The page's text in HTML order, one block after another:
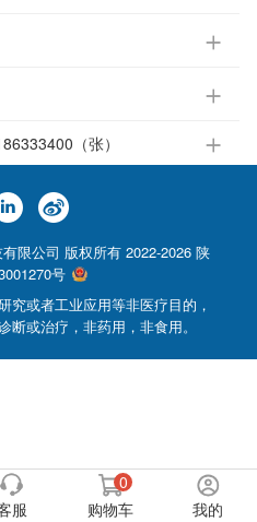
（张）
限公司 版权所有 2022-2026 陕
号
究或者工业应用等非医疗目的，
或治疗，非药用，非食用。
服
0
购物车
我的